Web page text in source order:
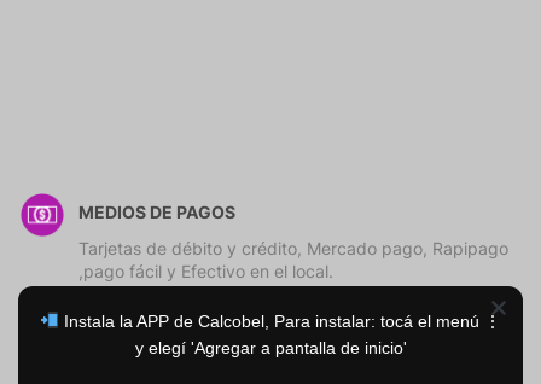
MEDIOS DE PAGOS
Tarjetas de débito y crédito, Mercado pago, Rapipago
,pago fácil y Efectivo en el local.
Instala la APP de Calcobel, Para instalar: tocá el menú ⋮
y elegí 'Agregar a pantalla de inicio'